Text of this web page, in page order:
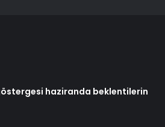
haziranda beklentilerin